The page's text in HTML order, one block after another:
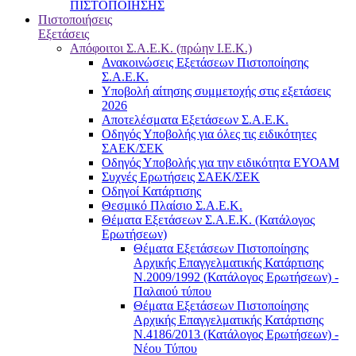
ΠΙΣΤΟΠΟΙΗΣΗΣ
Πιστοποιήσεις
Εξετάσεις
Απόφοιτοι Σ.Α.Ε.Κ. (πρώην Ι.Ε.Κ.)
Ανακοινώσεις Εξετάσεων Πιστοποίησης
Σ.Α.Ε.Κ.
Υποβολή αίτησης συμμετοχής στις εξετάσεις
2026
Αποτελέσματα Εξετάσεων Σ.Α.Ε.Κ.
Οδηγός Υποβολής για όλες τις ειδικότητες
ΣΑΕΚ/ΣΕΚ
Οδηγός Υποβολής για την ειδικότητα ΕΥΟΑΜ
Συχνές Ερωτήσεις ΣΑΕΚ/ΣΕΚ
Οδηγοί Κατάρτισης
Θεσμικό Πλαίσιο Σ.Α.Ε.Κ.
Θέματα Εξετάσεων Σ.Α.Ε.Κ. (Κατάλογος
Ερωτήσεων)
Θέματα Εξετάσεων Πιστοποίησης
Αρχικής Επαγγελματικής Κατάρτισης
Ν.2009/1992 (Κατάλογος Ερωτήσεων) -
Παλαιού τύπου
Θέματα Εξετάσεων Πιστοποίησης
Αρχικής Επαγγελματικής Κατάρτισης
Ν.4186/2013 (Κατάλογος Ερωτήσεων) -
Νέου Τύπου